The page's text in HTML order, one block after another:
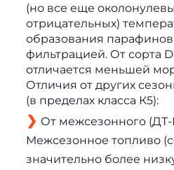
(но все еще
отрицательных)
образования
фильтрацией. От сорта
отличается меньшей
Отличия от других
(в пределах класса К5):
От межсезонного (ДТ-
Межсезонное топливо
значительно более